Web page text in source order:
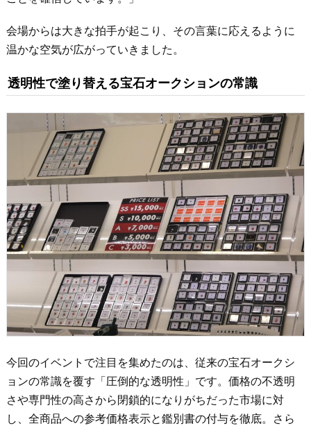
会場からは大きな拍手が起こり、その言葉に応えるように
温かな空気が広がっていきました。
透明性で塗り替える宝石オークションの常識
今回のイベントで注目を集めたのは、従来の宝石オークシ
ョンの常識を覆す「圧倒的な透明性」です。価格の不透明
さや専門性の高さから閉鎖的になりがちだった市場に対
し、全商品への参考価格表示と鑑別書の付与を徹底。さら